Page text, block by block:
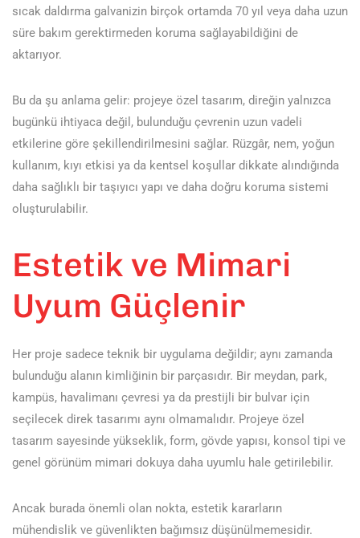
sıcak daldırma galvanizin birçok ortamda 70 yıl veya daha uzun
süre bakım gerektirmeden koruma sağlayabildiğini de
aktarıyor.
Bu da şu anlama gelir: projeye özel tasarım, direğin yalnızca
bugünkü ihtiyaca değil, bulunduğu çevrenin uzun vadeli
etkilerine göre şekillendirilmesini sağlar. Rüzgâr, nem, yoğun
kullanım, kıyı etkisi ya da kentsel koşullar dikkate alındığında
daha sağlıklı bir taşıyıcı yapı ve daha doğru koruma sistemi
oluşturulabilir.
Estetik ve Mimari
Uyum Güçlenir
Her proje sadece teknik bir uygulama değildir; aynı zamanda
bulunduğu alanın kimliğinin bir parçasıdır. Bir meydan, park,
kampüs, havalimanı çevresi ya da prestijli bir bulvar için
seçilecek direk tasarımı aynı olmamalıdır. Projeye özel
tasarım sayesinde yükseklik, form, gövde yapısı, konsol tipi ve
genel görünüm mimari dokuya daha uyumlu hale getirilebilir.
Ancak burada önemli olan nokta, estetik kararların
mühendislik ve güvenlikten bağımsız düşünülmemesidir.